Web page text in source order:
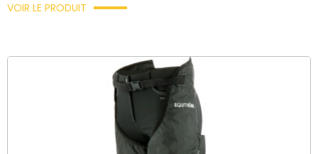
VOIR LE PRODUIT